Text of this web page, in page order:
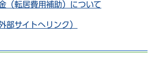
（転居費用補助）について
部サイトへリンク）